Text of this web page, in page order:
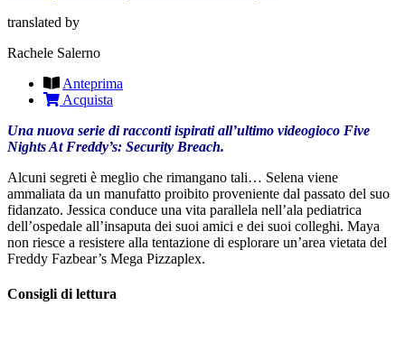
translated by
Rachele Salerno
Anteprima
Acquista
Una nuova serie di racconti ispirati all’ultimo videogioco Five
Nights At Freddy’s: Security Breach.
Alcuni segreti è meglio che rimangano tali… Selena viene
ammaliata da un manufatto proibito proveniente dal passato del suo
fidanzato. Jessica conduce una vita parallela nell’ala pediatrica
dell’ospedale all’insaputa dei suoi amici e dei suoi colleghi. Maya
non riesce a resistere alla tentazione di esplorare un’area vietata del
Freddy Fazbear’s Mega Pizzaplex.
Consigli di lettura